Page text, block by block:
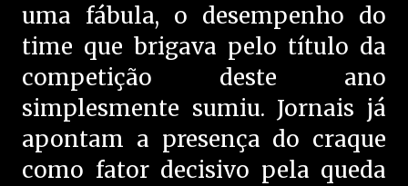
uma fábula, o desempenho do
time que brigava pelo título da
competição deste ano
simplesmente sumiu. Jornais já
apontam a presença do craque
como fator decisivo pela queda